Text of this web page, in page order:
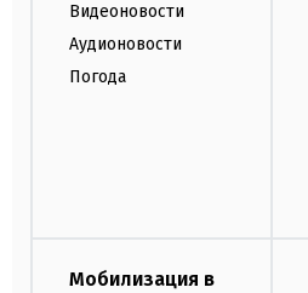
Видеоновости
Аудионовости
Погода
Мобилизация в